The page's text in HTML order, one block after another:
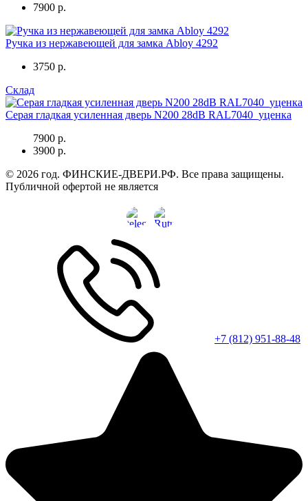
7900 р.
Ручка из нержавеющей для замка Abloy 4292
3750 р.
Склад
Серая гладкая усиленная дверь N200 28dB RAL7040_уценка
7900 р.
3900 р.
© 2026 год. ФИНСКИЕ-ДВЕРИ.РФ. Все права защищены.
Публичной офертой не является
+7 (812) 951-88-48